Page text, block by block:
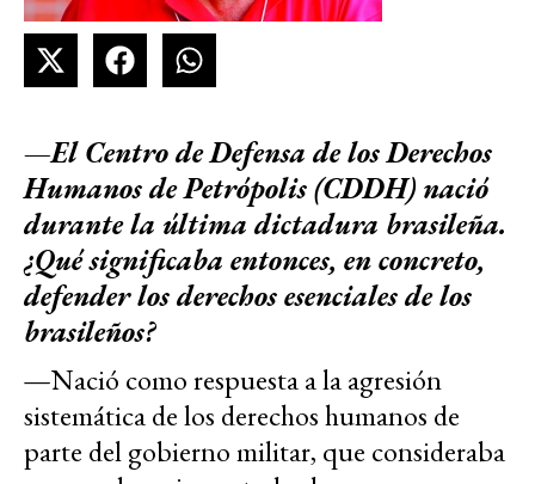
—El Centro de Defensa de los Derechos
Humanos de Petrópolis (CDDH) nació
durante la última dictadura brasileña.
¿Qué significaba entonces, en concreto,
defender los derechos esenciales de los
brasileños?
—Nació como respuesta a la agresión
sistemática de los derechos humanos de
parte del gobierno militar, que consideraba